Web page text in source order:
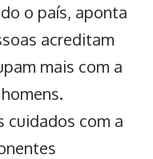
o país, aponta
acreditam
mais com a
cuidados com a